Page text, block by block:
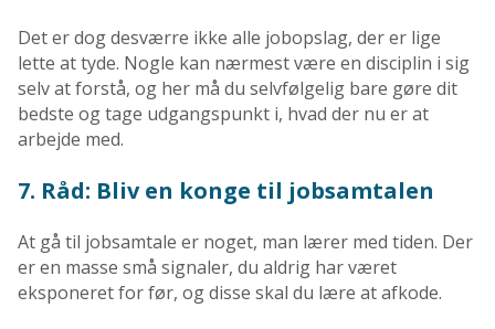
Det er dog desværre ikke alle jobopslag, der er lige
lette at tyde. Nogle kan nærmest være en disciplin i sig
selv at forstå, og her må du selvfølgelig bare gøre dit
bedste og tage udgangspunkt i, hvad der nu er at
arbejde med.
7. Råd: Bliv en konge til jobsamtalen
At gå til jobsamtale er noget, man lærer med tiden. Der
er en masse små signaler, du aldrig har været
eksponeret for før, og disse skal du lære at afkode.